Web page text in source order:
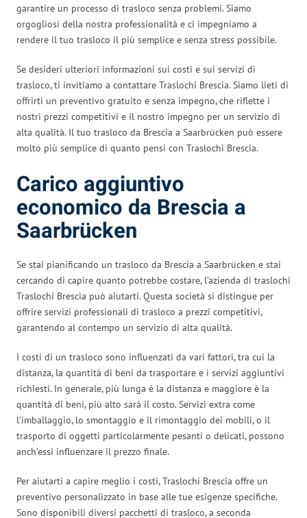
garantire un processo di trasloco senza problemi. Siamo
orgogliosi della nostra professionalità e ci impegniamo a
rendere il tuo trasloco il più semplice e senza stress possibile.
Se desideri ulteriori informazioni sui costi e sui servizi di
trasloco, ti invitiamo a contattare Traslochi Brescia. Siamo lieti di
offrirti un preventivo gratuito e senza impegno, che riflette i
nostri prezzi competitivi e il nostro impegno per un servizio di
alta qualità. Il tuo trasloco da Brescia a Saarbrücken può essere
molto più semplice di quanto pensi con Traslochi Brescia.
Carico aggiuntivo
economico da Brescia a
Saarbrücken
Se stai pianificando un trasloco da Brescia a Saarbrücken e stai
cercando di capire quanto potrebbe costare, l’azienda di traslochi
Traslochi Brescia può aiutarti. Questa società si distingue per
offrire servizi professionali di trasloco a prezzi competitivi,
garantendo al contempo un servizio di alta qualità.
I costi di un trasloco sono influenzati da vari fattori, tra cui la
distanza, la quantità di beni da trasportare e i servizi aggiuntivi
richiesti. In generale, più lunga è la distanza e maggiore è la
quantità di beni, più alto sarà il costo. Servizi extra come
l’imballaggio, lo smontaggio e il rimontaggio dei mobili, o il
trasporto di oggetti particolarmente pesanti o delicati, possono
anch’essi influenzare il prezzo finale.
Per aiutarti a capire meglio i costi, Traslochi Brescia offre un
preventivo personalizzato in base alle tue esigenze specifiche.
Sono disponibili diversi pacchetti di trasloco, a seconda